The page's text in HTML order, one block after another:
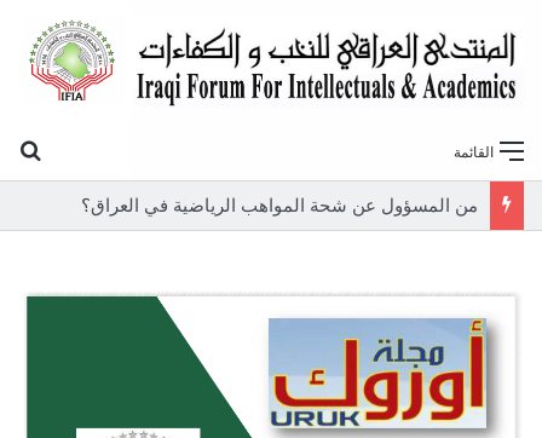
القائمة
من المسؤول عن شحة المواهب الرياضية في العراق؟